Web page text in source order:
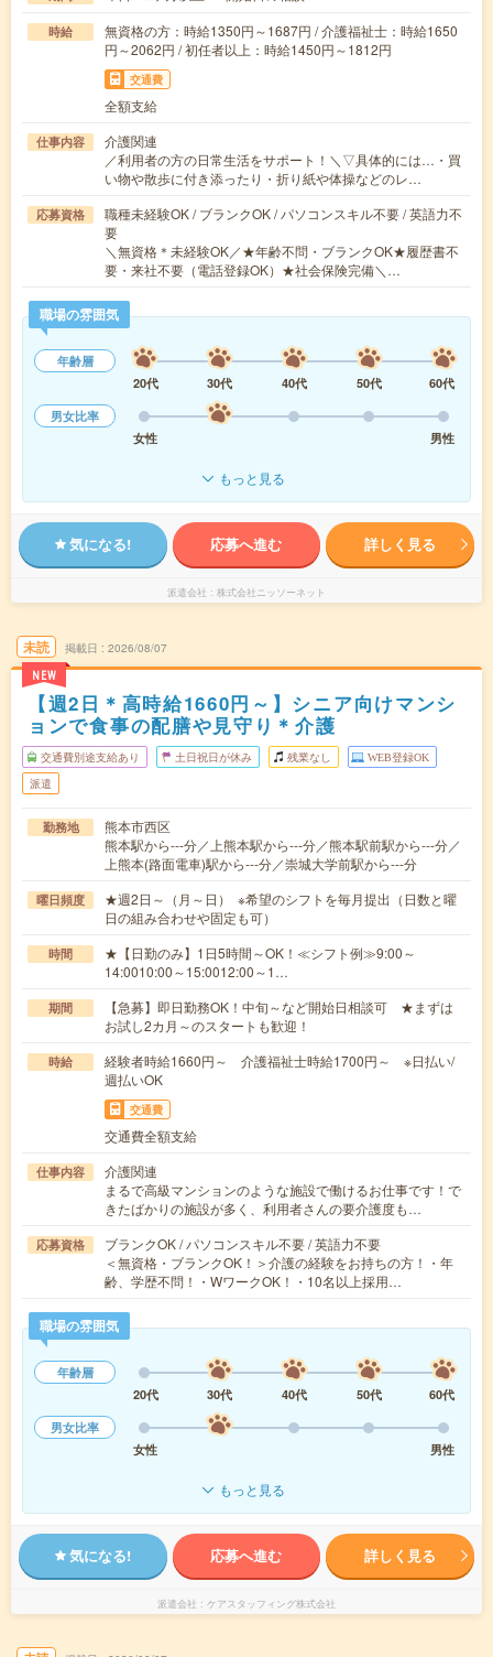
時給
無資格の方：時給1350円～1687円 / 介護福祉士：時給1650
円～2062円 / 初任者以上：時給1450円～1812円
交通費
全額支給
仕事内容
介護関連
／利用者の方の日常生活をサポート！＼▽具体的には…・買
い物や散歩に付き添ったり・折り紙や体操などのレ…
応募資格
職種未経験OK / ブランクOK / パソコンスキル不要 / 英語力不
要
＼無資格＊未経験OK／★年齢不問・ブランクOK★履歴書不
要・来社不要（電話登録OK）★社会保険完備＼…
職場の雰囲気
年齢層
20代
30代 40代 50代
60代
男女比率
女性
男性
もっと見る
気になる! 応募へ進む 詳しく見る
派遣会社 株式会社ニッソーネット
未読
NEW
掲載日 2026/08/07
【週2日＊高時給1660円～】シニア向けマンシ
ョンで食事の配膳や見守り＊介護
交通費別途支給あり 土日祝日が休み 残業なし WEB登録OK
派遣
勤務地
熊本市西区
熊本駅から---分／上熊本駅から---分／熊本駅前駅から---分／
上熊本(路面電車)駅から---分／崇城大学前駅から---分
曜日頻度
★週2日～（月～日） ※希望のシフトを毎月提出（日数と曜
日の組み合わせや固定も可）
時間
★【日勤のみ】1日5時間～OK！≪シフト例≫9:00～
14:0010:00～15:0012:00～1…
期間
【急募】即日勤務OK！中旬～など開始日相談可 ★まずは
お試し2カ月～のスタートも歓迎！
時給
経験者時給1660円～ 介護福祉士時給1700円～ ※日払い/
週払いOK
交通費
交通費全額支給
仕事内容
介護関連
まるで高級マンションのような施設で働けるお仕事です！で
きたばかりの施設が多く、利用者さんの要介護度も…
応募資格
ブランクOK / パソコンスキル不要 / 英語力不要
＜無資格・ブランクOK！＞介護の経験をお持ちの方！・年
齢、学歴不問！・WワークOK！・10名以上採用…
職場の雰囲気
年齢層
20代
30代 40代 50代
60代
男女比率
女性
男性
もっと見る
気になる! 応募へ進む 詳しく見る
派遣会社 ケアスタッフィング株式会社